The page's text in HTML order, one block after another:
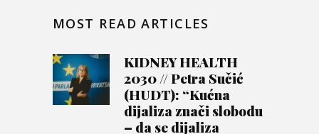
MOST READ ARTICLES
KIDNEY HEALTH
2030 // Petra Sučić
(HUDT): “Kućna
dijaliza znači slobodu
– da se dijaliza